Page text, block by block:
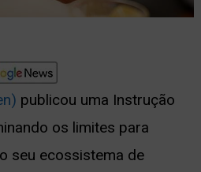
publicou uma Instrução
os limites para
seu ecossistema de